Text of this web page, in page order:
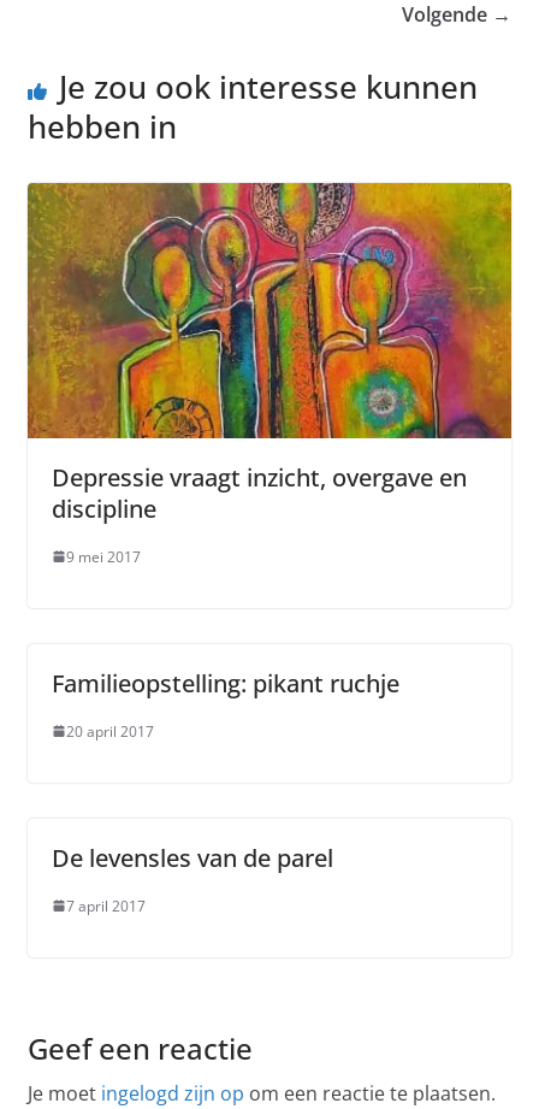
Volgende →
Je zou ook interesse kunnen
hebben in
Depressie vraagt inzicht, overgave en
discipline
9 mei 2017
Familieopstelling: pikant ruchje
20 april 2017
De levensles van de parel
7 april 2017
Geef een reactie
Je moet ingelogd zijn op om een reactie te plaatsen.